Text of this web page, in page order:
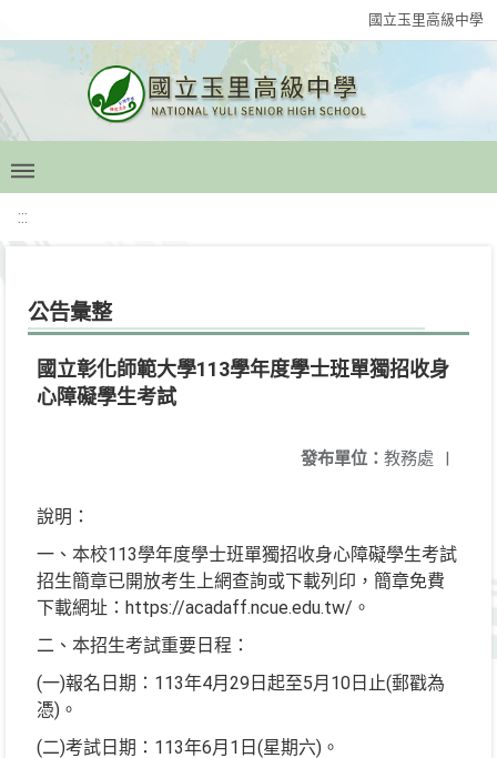
國立玉里高級中學
:::
公告彙整
國立彰化師範大學113學年度學士班單獨招收身
心障礙學生考試
發布單位： 教務處 |
說明：
一、本校113學年度學士班單獨招收身心障礙學生考試
招生簡章已開放考生上網查詢或下載列印，簡章免費
下載網址：https://acadaff.ncue.edu.tw/。
二、本招生考試重要日程：
(一)報名日期：113年4月29日起至5月10日止(郵戳為
憑)。
(二)考試日期：113年6月1日(星期六)。